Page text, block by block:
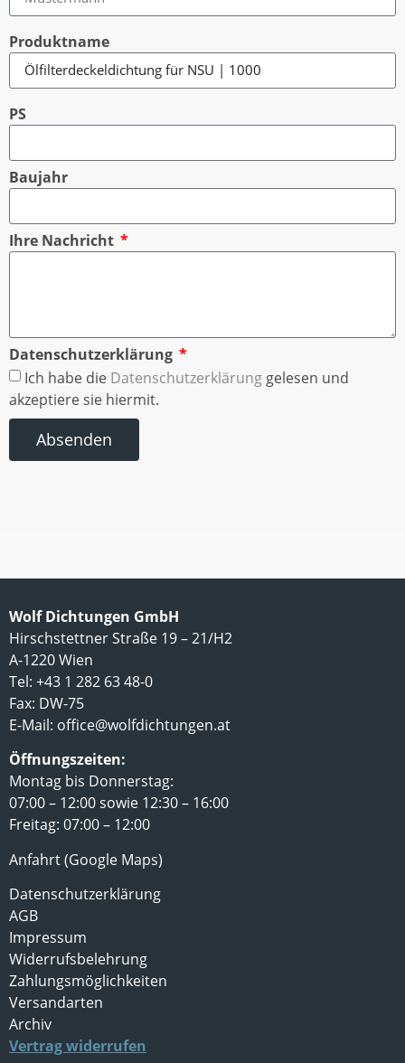
Produktname
PS
Baujahr
Ihre Nachricht
Datenschutzerklärung
Ich habe die Datenschutzerklärung gelesen und
akzeptiere sie hiermit.
Absenden
Wolf Dichtungen GmbH
Hirschstettner Straße 19 – 21/H2
A-1220 Wien
Tel: +43 1 282 63 48-0
Fax: DW-75
E-Mail: office@wolfdichtungen.at
Öffnungszeiten:
Montag bis Donnerstag:
07:00 – 12:00 sowie 12:30 – 16:00
Freitag: 07:00 – 12:00
Anfahrt (Google Maps)
Datenschutzerklärung
AGB
Impressum
Widerrufsbelehrung
Zahlungsmöglichkeiten
Versandarten
Archiv
Vertrag widerrufen